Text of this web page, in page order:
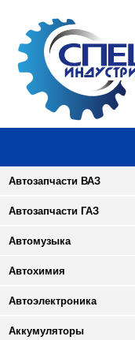
Автозапчасти ВАЗ
Автозапчасти ГАЗ
Автомузыка
Автохимия
Автоэлектроника
Аккумуляторы